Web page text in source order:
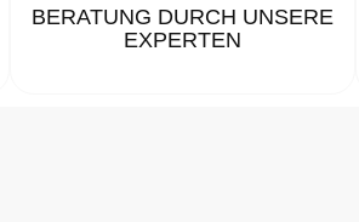
BERATUNG DURCH UNSERE
EXPERTEN